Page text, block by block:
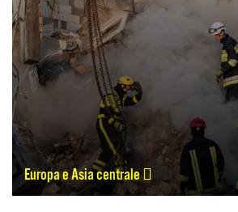
Europa e Asia centrale